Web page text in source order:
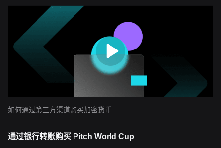
如何通过第三方渠道购买加密货币
通过银行转账购买 Pitch World Cup